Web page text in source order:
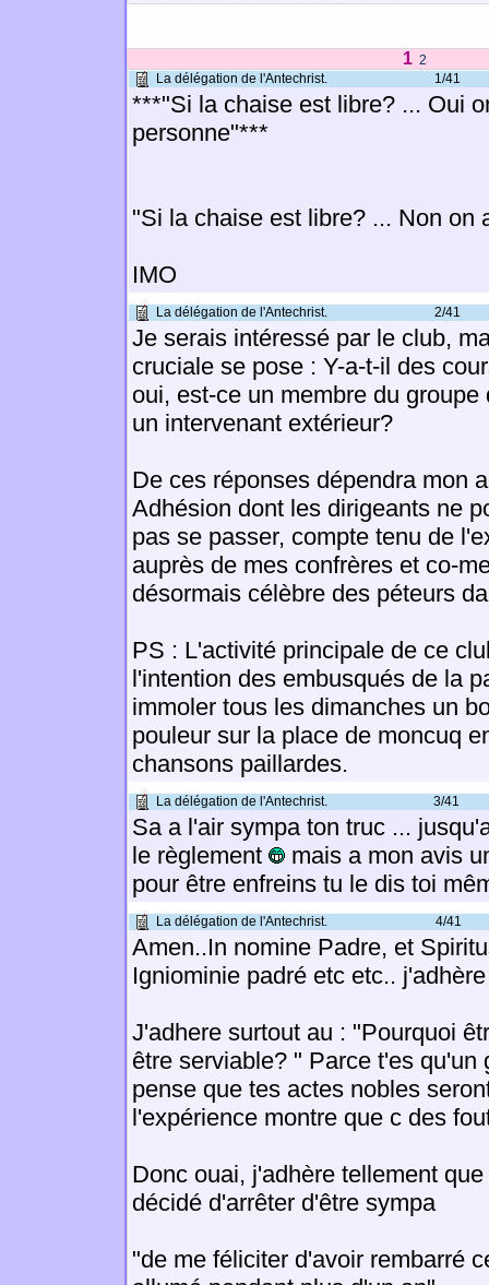
1 2
La délégation de l'Antechrist.
1/41
***"Si la chaise est libre? ... Oui
personne"***
"Si la chaise est libre? ... Non on
IMO
La délégation de l'Antechrist. 2/41
Je serais intéressé par le club,
cruciale se pose : Y-a-t-il des
oui, est-ce un membre du
un intervenant extérieur?
De ces réponses dépendra mon
Adhésion dont les dirigeants ne
pas se passer, compte tenu de
auprès de mes confrères et co-
désormais célèbre des péteurs
PS : L'activité principale de ce
l'intention des embusqués de la
immoler tous les dimanches un
pouleur sur la place de moncuq
chansons paillardes.
La délégation de l'Antechrist. 3/41
Sa a l'air sympa ton truc ...
le règlement
mais a mon avis
pour être enfreins tu le dis toi
La délégation de l'Antechrist. 4/41
Amen..In nomine Padre, et
Igniominie padré etc etc..
J'adhere surtout au : "Pourquoi
être serviable? " Parce t'es qu'un
pense que tes actes nobles
l'expérience montre que c des
Donc ouai, j'adhère tellement
décidé d'arrêter d'être sympa
"de me féliciter d'avoir rembarré